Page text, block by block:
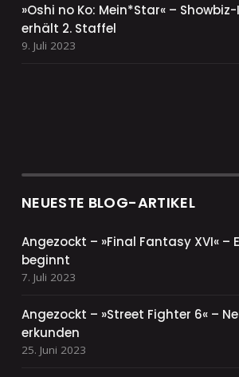
»Oshi no Ko: Mein*Star« –
erhält 2. Staffel
9. Juli 2023
NEUESTE BLOG-ARTIKEL
Angezockt – »Final Fantasy XVI« –
beginnt
7. Juli 2023
Angezockt – »Street Fighter 6« –
erkunden
25. Juni 2023